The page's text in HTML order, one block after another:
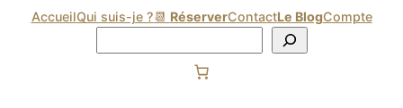
AccueilQui suis-je ?📆 RéserverContactLe BlogCompte